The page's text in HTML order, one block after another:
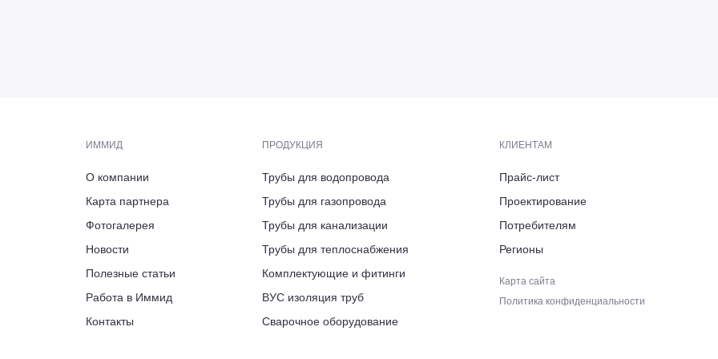
ppu@immid.ru
ЭЛЕКТРОННАЯ ПОЧТА
ПН-ПТ 8:00-17:00
ВРЕМЯ РАБОТЫ
индустриальный парк «Ворсино», 8-й Восточный
проезд
+7 (812) 244-16-14
ТЕЛЕФОН ПРИЁМНОЙ/ФАКС
литера Б.,
ВРЕМЯ РАБОТЫ
12, пом. 2206,
Федерация
АДРЕС ПРЕДСТАВИТЕЛЬСТВА
Прайс-лист
Проектирование
Потребителям
Регионы
Карта сайта
Политика конфиденциальности
КЛИЕНТАМ
ПРОДУКЦИЯ
Трубы для водопровода
Трубы для газопровода
Трубы для канализации
Трубы для теплоснабжения
Комплектующие и фитинги
ВУС изоляция труб
Сварочное оборудование
О компании
Контакты
ИММИД
Карта партнера
Новости
Полезные статьи
Работа в Иммид
Фотогалерея